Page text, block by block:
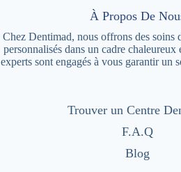
À Propos De
Chez Dentimad, nous offrons des soins
personnalisés dans un cadre
experts sont engagés à vous garantir un
Trouver un Centre
F.A.Q
Blog